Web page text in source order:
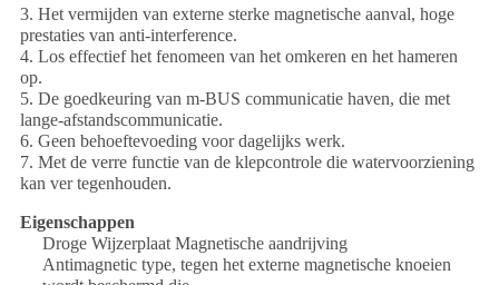
3. Het vermijden van externe sterke magnetische aanval, hoge
prestaties van anti-interference.
4. Los effectief het fenomeen van het omkeren en het hameren
op.
5. De goedkeuring van m-BUS communicatie haven, die met
lange-afstandscommunicatie.
6. Geen behoeftevoeding voor dagelijks werk.
7. Met de verre functie van de klepcontrole die watervoorziening
kan ver tegenhouden.
Eigenschappen
Droge Wijzerplaat Magnetische aandrijving
Antimagnetic type, tegen het externe magnetische knoeien